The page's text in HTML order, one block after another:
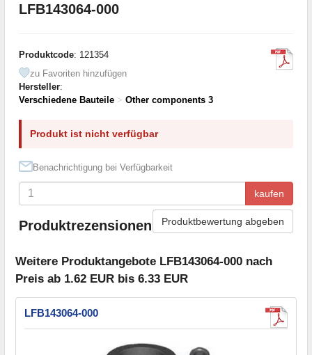
LFB143064-000
Produktcode: 121354
zu Favoriten hinzufügen
Hersteller:
Verschiedene Bauteile > Other components 3
Produkt ist nicht verfügbar
Benachrichtigung bei Verfügbarkeit
kaufen
Produktrezensionen Produktbewertung abgeben
Weitere Produktangebote LFB143064-000 nach
Preis ab 1.62 EUR bis 6.33 EUR
LFB143064-000